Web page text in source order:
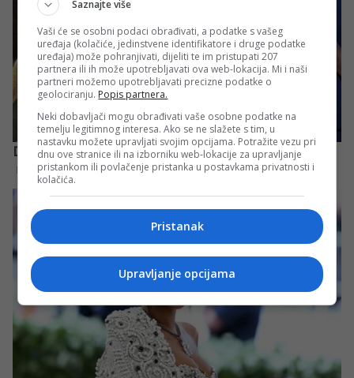
Saznajte više
Vaši će se osobni podaci obrađivati, a podatke s vašeg
uređaja (kolačiće, jedinstvene identifikatore i druge podatke
uređaja) može pohranjivati, dijeliti te im pristupati 207
partnera ili ih može upotrebljavati ova web-lokacija. Mi i naši
partneri možemo upotrebljavati precizne podatke o
geolociranju. Popis partnera.
Neki dobavljači mogu obrađivati vaše osobne podatke na
temelju legitimnog interesa. Ako se ne slažete s tim, u
nastavku možete upravljati svojim opcijama. Potražite vezu pri
dnu ove stranice ili na izborniku web-lokacije za upravljanje
pristankom ili povlačenje pristanka u postavkama privatnosti i
kolačića.
Pristanak
Upravljanje opcijama